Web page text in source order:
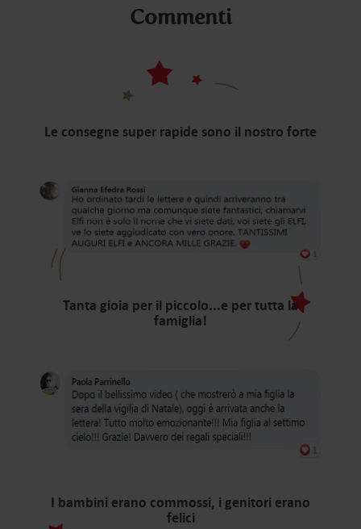
Commenti
Le consegne super rapide sono il nostro forte
Tanta gioia per il piccolo...e per tutta la
famiglia!
I bambini erano commossi, i genitori erano
felici